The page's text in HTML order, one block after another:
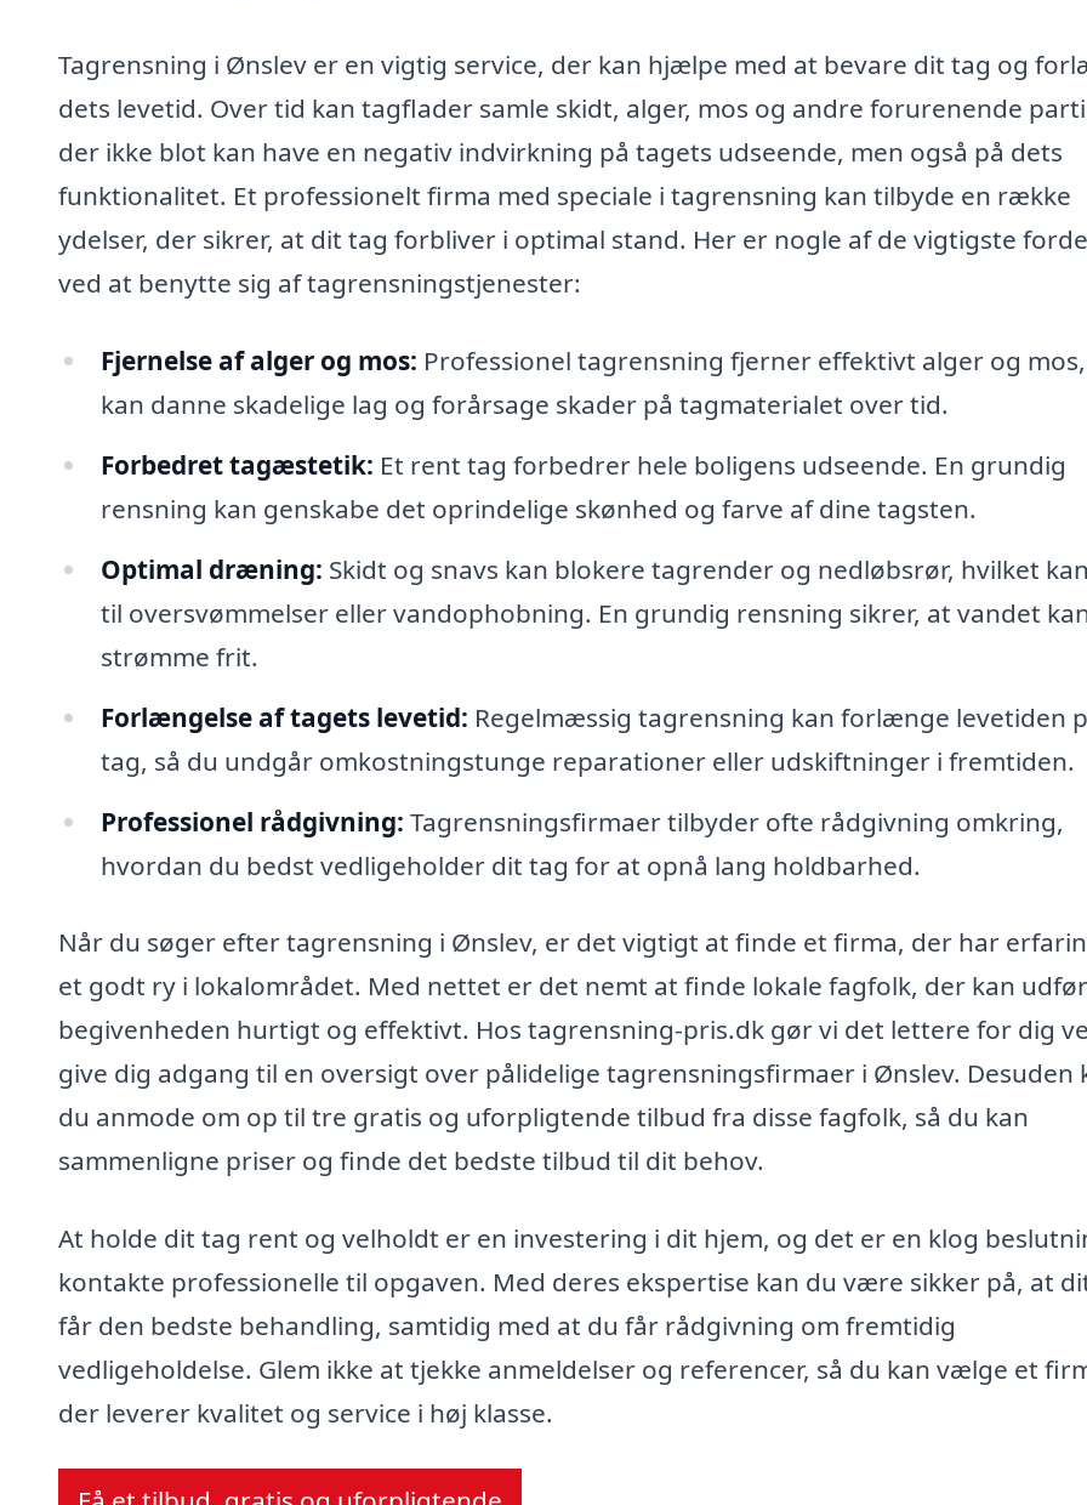
Tagrensning i Ønslev er en vigtig service, der kan hjælpe med at bevare dit tag og
dets levetid. Over tid kan tagflader samle skidt, alger, mos og andre forurenende
der ikke blot kan have en negativ indvirkning på tagets udseende, men også på dets
funktionalitet. Et professionelt firma med speciale i tagrensning kan tilbyde en række
ydelser, der sikrer, at dit tag forbliver i optimal stand. Her er nogle af de vigtigste
ved at benytte sig af tagrensningstjenester:
Fjernelse af alger og mos: Professionel tagrensning fjerner effektivt alger og
kan danne skadelige lag og forårsage skader på tagmaterialet over tid.
Forbedret tagæstetik: Et rent tag forbedrer hele boligens udseende. En grundig
rensning kan genskabe det oprindelige skønhed og farve af dine tagsten.
Optimal dræning: Skidt og snavs kan blokere tagrender og nedløbsrør, hvilket
til oversvømmelser eller vandophobning. En grundig rensning sikrer, at vandet
strømme frit.
Forlængelse af tagets levetid: Regelmæssig tagrensning kan forlænge levetiden
tag, så du undgår omkostningstunge reparationer eller udskiftninger i fremtiden.
Professionel rådgivning: Tagrensningsfirmaer tilbyder ofte rådgivning omkring,
hvordan du bedst vedligeholder dit tag for at opnå lang holdbarhed.
Når du søger efter tagrensning i Ønslev, er det vigtigt at finde et firma, der har
et godt ry i lokalområdet. Med nettet er det nemt at finde lokale fagfolk, der kan
begivenheden hurtigt og effektivt. Hos tagrensning-pris.dk gør vi det lettere for dig
give dig adgang til en oversigt over pålidelige tagrensningsfirmaer i Ønslev. Desuden
du anmode om op til tre gratis og uforpligtende tilbud fra disse fagfolk, så du kan
sammenligne priser og finde det bedste tilbud til dit behov.
At holde dit tag rent og velholdt er en investering i dit hjem, og det er en klog
kontakte professionelle til opgaven. Med deres ekspertise kan du være sikker på, at
får den bedste behandling, samtidig med at du får rådgivning om fremtidig
vedligeholdelse. Glem ikke at tjekke anmeldelser og referencer, så du kan vælge et
der leverer kvalitet og service i høj klasse.